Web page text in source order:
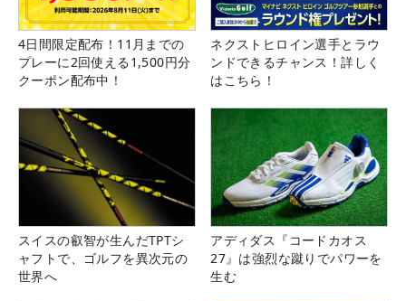
4日間限定配布！11月までの
プレーに2回使える1,500円分
クーポン配布中！
ネクストヒロイン選手とラウ
ンドできるチャンス！詳しく
はこちら！
スイスの叡智が生んだTPTシ
ャフトで、ゴルフを異次元の
世界へ
アディダス『コードカオス
27』は強烈な蹴りでパワーを
生む